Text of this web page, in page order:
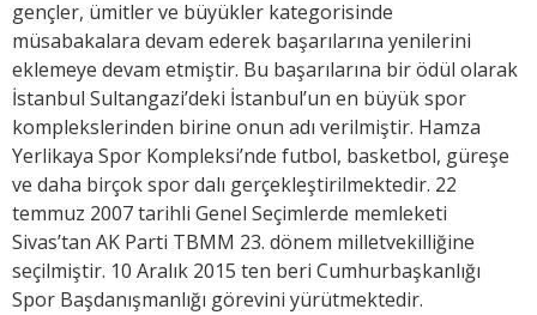
gençler, ümitler ve büyükler kategorisinde
müsabakalara devam ederek başarılarına yenilerini
eklemeye devam etmiştir. Bu başarılarına bir ödül olarak
İstanbul Sultangazi’deki İstanbul’un en büyük spor
komplekslerinden birine onun adı verilmiştir. Hamza
Yerlikaya Spor Kompleksi’nde futbol, basketbol, güreşe
ve daha birçok spor dalı gerçekleştirilmektedir. 22
temmuz 2007 tarihli Genel Seçimlerde memleketi
Sivas’tan AK Parti TBMM 23. dönem milletvekilliğine
seçilmiştir. 10 Aralık 2015 ten beri Cumhurbaşkanlığı
Spor Başdanışmanlığı görevini yürütmektedir.